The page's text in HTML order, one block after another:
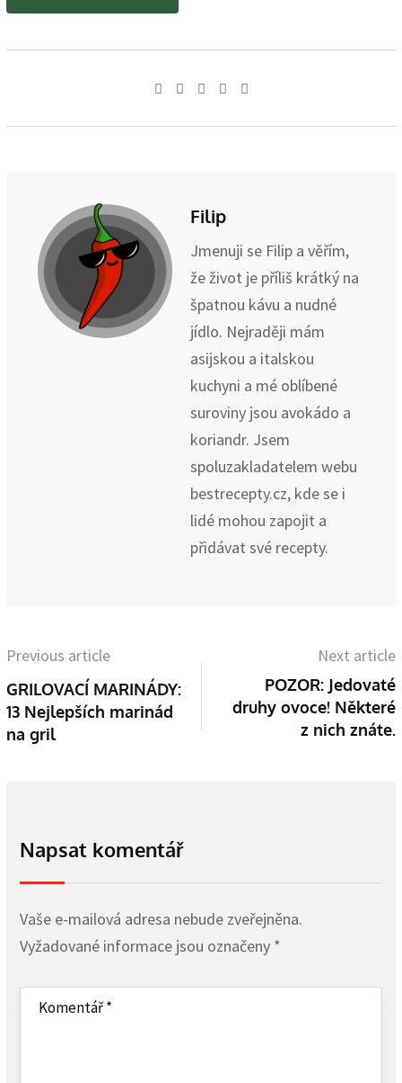
Whatsapp
SharePrint
Filip
Jmenuji se Filip a věřím,
že život je příliš krátký na
špatnou kávu a nudné
jídlo. Nejraději mám
asijskou a italskou
kuchyni a mé oblíbené
suroviny jsou avokádo a
koriandr. Jsem
spoluzakladatelem webu
bestrecepty.cz, kde se i
lidé mohou zapojit a
přidávat své recepty.
Previous article
GRILOVACÍ MARINÁDY:
13 Nejlepších marinád
na gril
Next article
POZOR: Jedovaté
druhy ovoce! Některé
z nich znáte.
Napsat komentář
Vaše e-mailová adresa nebude zveřejněna.
Vyžadované informace jsou označeny *